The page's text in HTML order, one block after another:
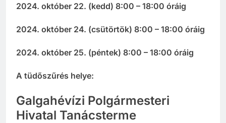
2024. október 22. (kedd) 8:00 – 18:00 óráig
2024. október 24. (csütörtök) 8:00 – 18:00 óráig
2024. október 25. (péntek) 8:00 – 18:00 óráig
A tüdőszűrés helye:
Galgahévízi Polgármesteri
Hivatal Tanácsterme